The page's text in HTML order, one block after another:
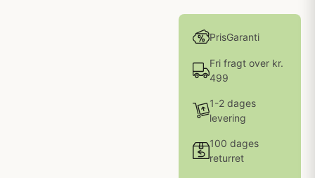
PrisGaranti
Fri fragt over kr.
499
1-2 dages
levering
100 dages
returret